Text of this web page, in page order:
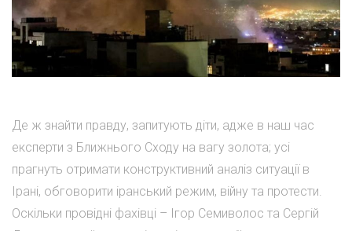
Де ж знайти правду, запитують діти, адже в наш час
експерти з Ближнього Сходу на вагу золота; усі
прагнуть отримати конструктивний аналіз ситуації в
Ірані, обговорити іранський режим, війну та протести.
Оскільки провідні фахівці – Ігор Семиволос та Сергій